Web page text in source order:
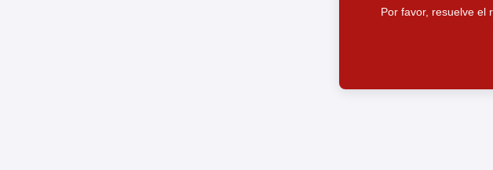
Por favor, resuelve el